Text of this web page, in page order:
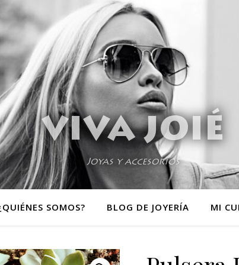
VIVA JOIÉ
Joyas y accesorios
SOMOS? BLOG DE JOYERÍA MI